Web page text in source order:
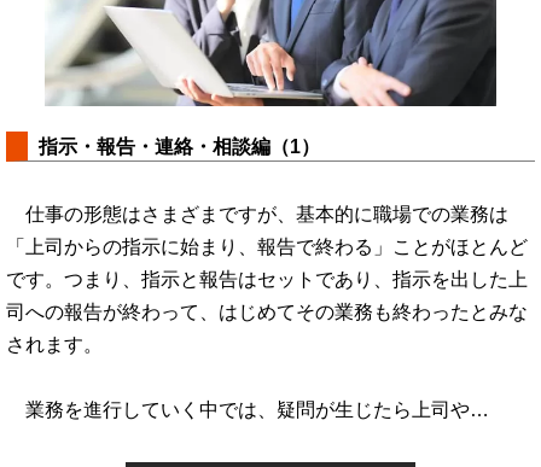
指示・報告・連絡・相談編（1）
仕事の形態はさまざまですが、基本的に職場での業務は
「上司からの指示に始まり、報告で終わる」ことがほとんど
です。つまり、指示と報告はセットであり、指示を出した上
司への報告が終わって、はじめてその業務も終わったとみな
されます。
業務を進行していく中では、疑問が生じたら上司や…